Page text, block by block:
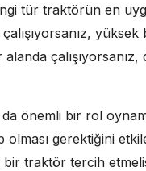
tür traktörün en
önemli bir rol
gerektiğini
bir traktör tercih